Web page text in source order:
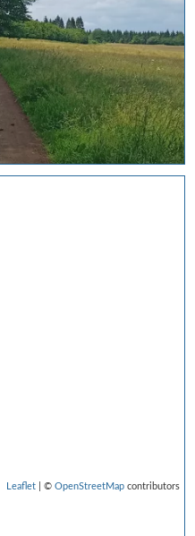
Leaflet| © OpenStreetMapcontributors